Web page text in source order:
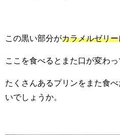
この黒い部分がカラメルゼリー
ここを食べるとまた口が変わ
たくさんあるプリンをまた食
いでしょうか。